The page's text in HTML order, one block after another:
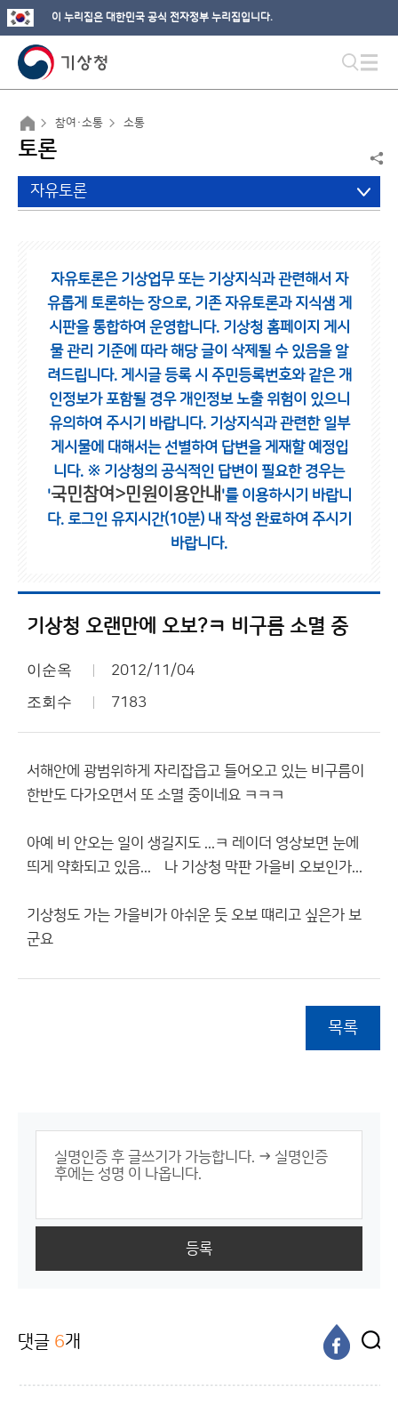
이 누리집은 대한민국 공식 전자정부 누리집입니다.
참여·소통 소통
토론
자유토론
자유토론은 기상업무 또는 기상지식과 관련해서 자
유롭게 토론하는 장으로, 기존 자유토론과 지식샘 게
시판을 통합하여 운영합니다. 기상청 홈페이지 게시
물 관리 기준에 따라 해당 글이 삭제될 수 있음을 알
려드립니다. 게시글 등록 시 주민등록번호와 같은 개
인정보가 포함될 경우 개인정보 노출 위험이 있으니
유의하여 주시기 바랍니다. 기상지식과 관련한 일부
게시물에 대해서는 선별하여 답변을 게재할 예정입
니다. ※ 기상청의 공식적인 답변이 필요한 경우는
'국민참여>민원이용안내 '를 이용하시기 바랍니
다. 로그인 유지시간(10분) 내 작성 완료하여 주시기
바랍니다.
기상청 오랜만에 오보?ㅋ 비구름 소멸 중
이순옥 2012/11/04
조회수 7183
서해안에 광범위하게 자리잡읍고 들어오고 있는 비구름이
한반도 다가오면서 또 소멸 중이네요 ㅋㅋㅋ
아예 비 안오는 일이 생길지도 ...ㅋ 레이더 영상보면 눈에
띄게 약화되고 있음...엯나 기상청 막판 가을비 오보인가...
기상청도 가는 가을비가 아쉬운 듯 오보 떄리고 싶은가 보
군요
목록
등록
댓글 6개